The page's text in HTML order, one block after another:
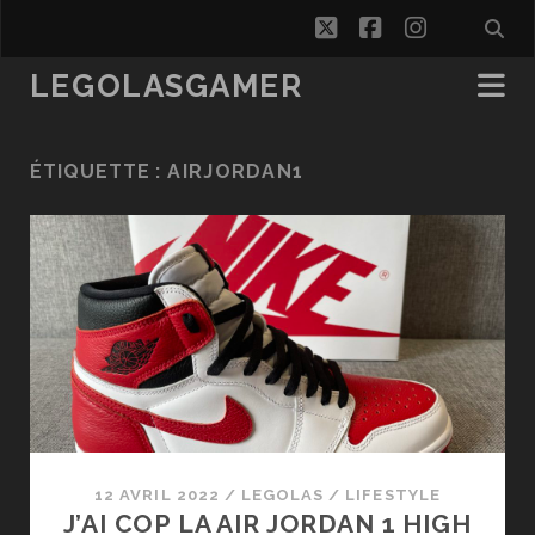
twitterfacebook
LEGOLASGAMER
ÉTIQUETTE :AIRJORDAN1
12 AVRIL 2022 / LEGOLAS / LIFESTYLE
J’AI COP LA AIR JORDAN 1 HIGH